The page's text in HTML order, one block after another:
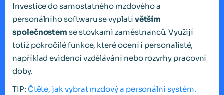
Investice do samostatného mzdového a
personálního softwaru se vyplatí větším
společnostemse stovkami zaměstnanců. Využijí
totiž pokročilé funkce, které ocení i personalisté,
například evidenci vzdělávání nebo rozvrhy pracovní
doby.
TIP: Čtěte, jak vybrat mzdový a personální systém.